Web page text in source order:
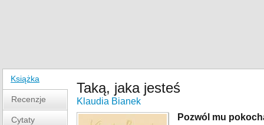
Książka
Recenzje
Cytaty
Taką, jaka jesteś
Klaudia Bianek
Pozwól mu